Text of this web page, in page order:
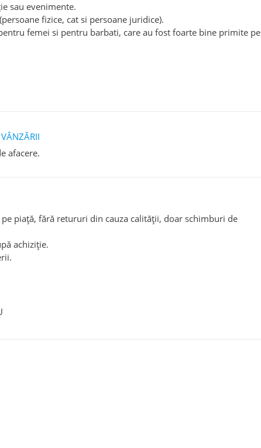
sau evenimente.
fizice, cat si persoane juridice).
femei si pentru barbati, care au fost foarte bine primite pe
afacere.
piață, fără retururi din cauza calității, doar schimburi de
achiziție.